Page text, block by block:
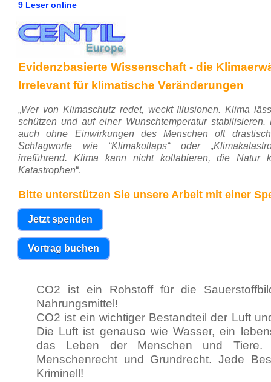
9 Leser online
Evidenzbasierte Wissenschaft - die
Irrelevant für klimatische Veränderungen
„Wer von Klimaschutz redet, weckt Illusionen. Klima
schützen und auf einer Wunschtemperatur stabilisieren.
auch ohne Einwirkungen des Menschen oft
Schlagworte wie “Klimakollaps“ oder
irreführend. Klima kann nicht kollabieren, die Natur
Katastrophen“.
Bitte unterstützen Sie unsere Arbeit mit einer
CO2 ist ein Rohstoff für die
Nahrungsmittel!
CO2 ist ein wichtiger Bestandteil der Luft
Die Luft ist genauso wie Wasser, ein
das Leben der Menschen und
Menschenrecht und Grundrecht. Jede
Kriminell!